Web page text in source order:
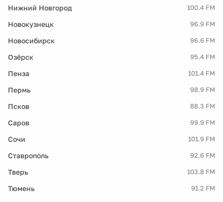
Нижний Новгород 100.4 FM
Новокузнецк 96.9 FM
Новосибирск 96.6 FM
Озёрск 95.4 FM
Пенза 101.4 FM
Пермь 98.9 FM
Псков 88.3 FM
Саров 99.9 FM
Сочи 101.9 FM
Ставрополь 92.6 FM
Тверь 103.8 FM
Тюмень 91.2 FM